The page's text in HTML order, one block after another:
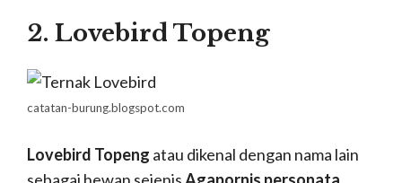
2. Lovebird Topeng
catatan-burung.blogspot.com
Lovebird Topeng atau dikenal dengan nama lain